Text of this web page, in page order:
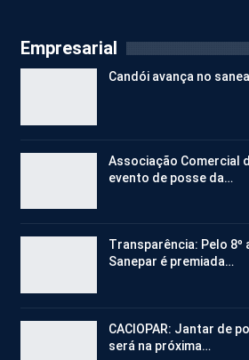
Empresarial
Candói avança no
Associação Comercial
evento de posse da…
Transparência: Pelo 8º
Sanepar é premiada…
CACIOPAR: Jantar de
será na próxima…